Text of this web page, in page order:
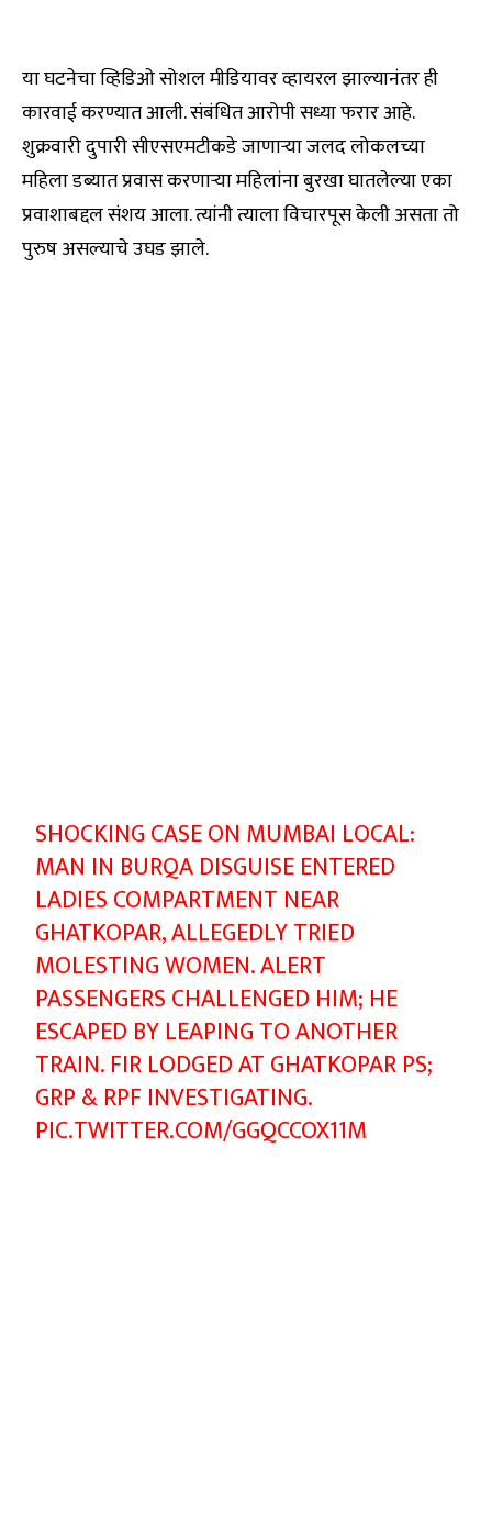
या घटनेचा व्हिडिओ सोशल मीडियावर व्हायरल झाल्यानंतर ही
कारवाई करण्यात आली. संबंधित आरोपी सध्या फरार आहे.
शुक्रवारी दुपारी सीएसएमटीकडे जाणाऱ्या जलद लोकलच्या
महिला डब्यात प्रवास करणाऱ्या महिलांना बुरखा घातलेल्या एका
प्रवाशाबद्दल संशय आला. त्यांनी त्याला विचारपूस केली असता तो
पुरुष असल्याचे उघड झाले.
SHOCKING CASE ON MUMBAI LOCAL:
MAN IN BURQA DISGUISE ENTERED
LADIES COMPARTMENT NEAR
GHATKOPAR, ALLEGEDLY TRIED
MOLESTING WOMEN. ALERT
PASSENGERS CHALLENGED HIM; HE
ESCAPED BY LEAPING TO ANOTHER
TRAIN. FIR LODGED AT GHATKOPAR PS;
GRP & RPF INVESTIGATING.
PIC.TWITTER.COM/GGQCCOX11M